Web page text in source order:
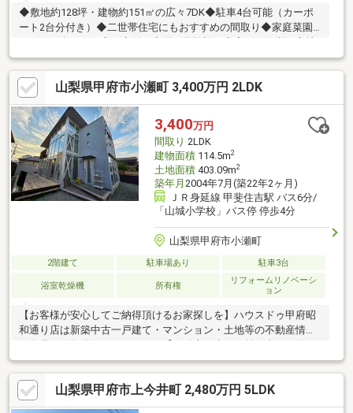
◆敷地約128坪・建物約151㎡の広々7DK◆駐車4台可能（カーポ
ート2台分付き）◆二世帯住宅にもおすすめの間取り◆家庭菜園
◆国母小学校、上条中学校物件の詳細、ご見学のご希望はお気軽
にお問い合わせください！
山梨県甲府市小瀬町 3,400万円 2LDK
3,400万円
間取り 2LDK
建物面積114.5m2
土地面積403.09m2
築年月 2004年7月(築22年2ヶ月)
ＪＲ身延線 甲斐住吉駅 バス6分/
「山城小学校」バス停 停歩4分
山梨県甲府市小瀬町
2階建て 駐車場あり 駐車3台
浴室乾燥機 所有権
リフォームリノベーシ
ョン
【お客様が安心してご納得頂けるお家探しを】ハウスドゥ甲府昭
和通り店は新築中古一戸建て・マンション・土地等の不動産情報
しない】このテーマを第1に誠実かつ真摯に向き合い当店舗に関わ
る全てのお客様が幸せにお取引出来るようお約束致します。お家
のご購入は物件探しだけでなく、住宅ローン、リフォーム、火災
保険、お引越し等多々に渡るお手続きが必要です。全てのお手続
山梨県甲府市上今井町 2,480万円 5LDK